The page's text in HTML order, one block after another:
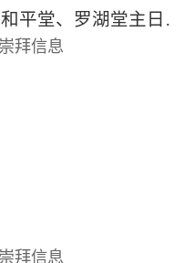
2024.6.30基督教深圳堂、和平堂、罗湖堂主日崇拜信息
拜信息
拜信息